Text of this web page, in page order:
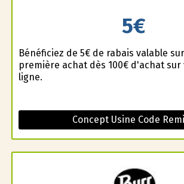
5€
Bénéficiez de 5€ de rabais valable
première achat dès 100€ d'achat sur
ligne.
Concept Usine Code